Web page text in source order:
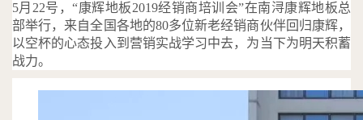
5月22号，“康辉地板2019经销商培训会”在南浔康辉地板总
部举行，来自全国各地的80多位新老经销商伙伴回归康辉，
以空杯的心态投入到营销实战学习中去，为当下为明天积蓄
战力。